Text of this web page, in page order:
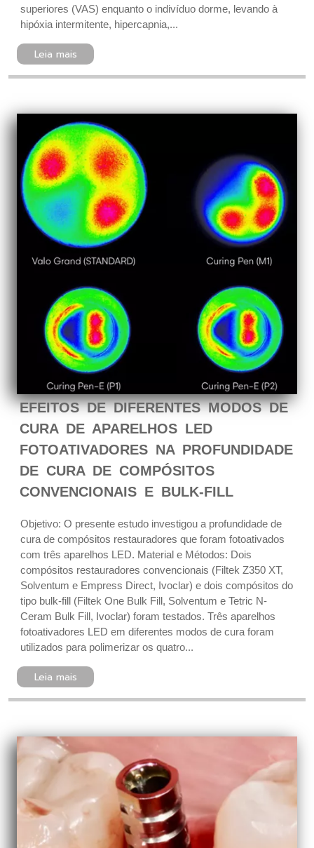
superiores (VAS) enquanto o indivíduo dorme, levando à
hipóxia intermitente, hipercapnia,...
Leia mais
EFEITOS DE DIFERENTES MODOS DE
CURA DE APARELHOS LED
FOTOATIVADORES NA PROFUNDIDADE
DE CURA DE COMPÓSITOS
CONVENCIONAIS E BULK-FILL
Objetivo: O presente estudo investigou a profundidade de
cura de compósitos restauradores que foram fotoativados
com três aparelhos LED. Material e Métodos: Dois
compósitos restauradores convencionais (Filtek Z350 XT,
Solventum e Empress Direct, Ivoclar) e dois compósitos do
tipo bulk-fill (Filtek One Bulk Fill, Solventum e Tetric N-
Ceram Bulk Fill, Ivoclar) foram testados. Três aparelhos
fotoativadores LED em diferentes modos de cura foram
utilizados para polimerizar os quatro...
Leia mais